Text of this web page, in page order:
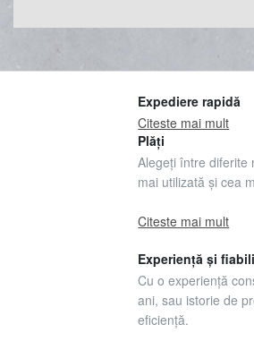
Expediere rapidă
Citeste mai mult
Plăți
Alegeți între diferite
mai utilizată și cea
Citeste mai mult
Experiență și
Cu o experiență
ani, sau istorie de
eficiență.